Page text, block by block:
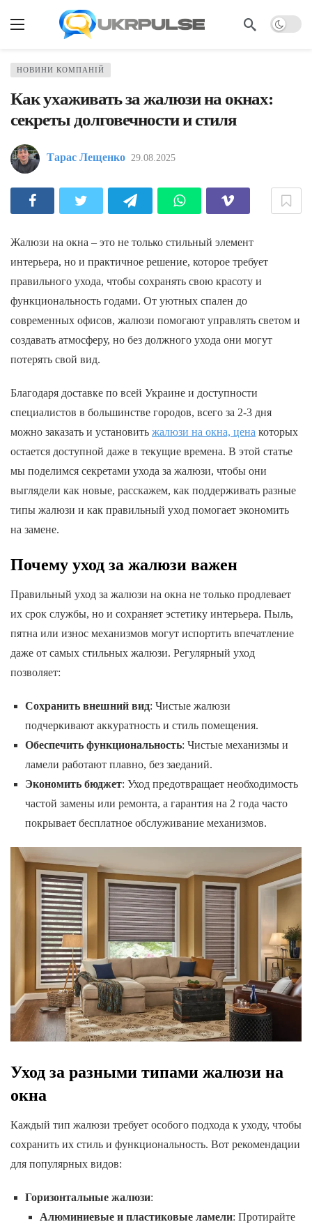
НОВИНИ КОМПАНІЙ
Как ухаживать за жалюзи на окнах:
секреты долговечности и стиля
Тарас Лещенко 29.08.2025
Жалюзи на окна – это не только стильный элемент
интерьера, но и практичное решение, которое требует
правильного ухода, чтобы сохранять свою красоту и
функциональность годами. От уютных спален до
современных офисов, жалюзи помогают управлять светом и
создавать атмосферу, но без должного ухода они могут
потерять свой вид.
Благодаря доставке по всей Украине и доступности
специалистов в большинстве городов, всего за 2-3 дня
можно заказать и установить жалюзи на окна, цена которых
остается доступной даже в текущие времена. В этой статье
мы поделимся секретами ухода за жалюзи, чтобы они
выглядели как новые, расскажем, как поддерживать разные
типы жалюзи и как правильный уход помогает экономить
на замене.
Почему уход за жалюзи важен
Правильный уход за жалюзи на окна не только продлевает
их срок службы, но и сохраняет эстетику интерьера. Пыль,
пятна или износ механизмов могут испортить впечатление
даже от самых стильных жалюзи. Регулярный уход
позволяет:
Сохранить внешний вид: Чистые жалюзи
подчеркивают аккуратность и стиль помещения.
Обеспечить функциональность: Чистые механизмы и
ламели работают плавно, без заеданий.
Экономить бюджет: Уход предотвращает необходимость
частой замены или ремонта, а гарантия на 2 года часто
покрывает бесплатное обслуживание механизмов.
Уход за разными типами жалюзи на
окна
Каждый тип жалюзи требует особого подхода к уходу, чтобы
сохранить их стиль и функциональность. Вот рекомендации
для популярных видов:
Горизонтальные жалюзи:
Алюминиевые и пластиковые ламели: Протирайте